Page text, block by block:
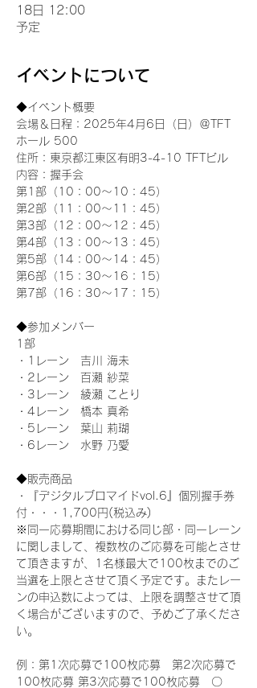
18日 12:00
予定
イベントについて
◆イベント概要
会場＆日程：2025年4月6日（日）＠TFT
ホール 500
住所：東京都江東区有明3-4-10 TFTビル
内容：握手会
第1部（10：00～10：45）
第2部（11：00～11：45）
第3部（12：00～12：45）
第4部（13：00～13：45）
第5部（14：00～14：45）
第6部（15：30～16：15）
第7部（16：30～17：15）
◆参加メンバー
1部
・1レーン　吉川 海未
・2レーン　百瀬 紗菜
・3レーン　綾瀬 ことり
・4レーン　橋本 真希
・5レーン　葉山 莉瑚
・6レーン　水野 乃愛
◆販売商品
・『デジタルブロマイドvol.6』個別握手券
付・・・1,700円(税込み)
※同一応募期間における同じ部・同一レーン
に関しまして、複数枚のご応募を可能とさせ
て頂きますが、1名様最大で100枚までのご
当選を上限とさせて頂く予定です。またレー
ンの申込数によっては、上限を調整させて頂
く場合がございますので、予めご了承くださ
い。
例：第1次応募で100枚応募　第2次応募で
100枚応募 第3次応募で100枚応募　〇